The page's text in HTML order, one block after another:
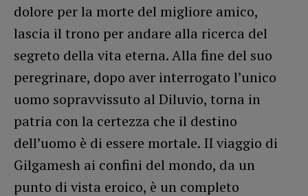
dolore per la morte del migliore amico,
lascia il trono per andare alla ricerca del
segreto della vita eterna. Alla fine del suo
peregrinare, dopo aver interrogato l’unico
uomo sopravvissuto al Diluvio, torna in
patria con la certezza che il destino
dell’uomo è di essere mortale. II viaggio di
Gilgamesh ai confini del mondo, da un
punto di vista eroico, è un completo